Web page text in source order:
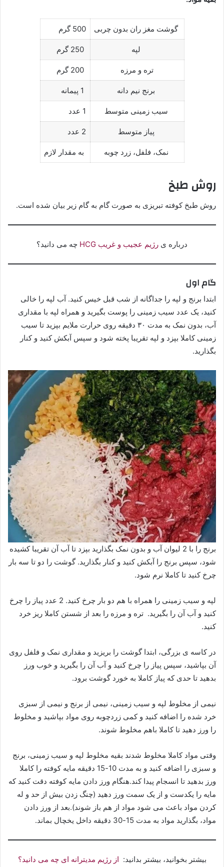
گوشت مغز ران بدون چربی 500 گرم
لپه
تره و مرزه
برنج نیم دانه
سیب زمینی متوسط 1 عدد
پیاز متوسط 2 عدد
نمک، فلفل، زرد چوبه به مقدار لازم
روش طبخ
روش طبخ کوفته تبریزی به صورت گام به گام زیر بیان شده است.
درباره ی رژیم عجیب و غریب HCG چه می دانید؟
گام اول
ابتدا برنج و لپه را جداگانه از شب قبل خیس کنید. آب لپه را خالی
کنید، یک عدد سیب زمینی را پوست بگیرید و همراه لپه با مقداری
آب، بدون نمک به مدت ۳۰ دقیقه روی حرارت ملایم بپزید تا سیب
زمینی کاملا بپزد و لپه تقریبا پخته شود و سپس آبکش کنید و کنار
بگذارید.
برنج را با 2 لیوان آب و بدون نمک بگذارید بپزد تا آب آن تقریبا کشیده
شود، سپس برنج را آبکش کنید و کنار بگذارید. گوشت را دو تا سه بار
چرخ کنید تا کاملا نرم شود.
لپه و سیب زمینی را همراه با هم دو بار چرخ کنید. 2 عدد پیاز را چرخ
کنید و آب آن را بگیرید. تره و مرزه را بعد از شستن کاملا ریز خرد
کنید.
در کاسه ی بزرگی، ابتدا گوشت را بریزید و مقداری نمک و فلفل روی
آن بپاشید، سپس پیاز را چرخ کنید و آب آن را بگیرید و خوب ورز
بدهید تا حدی که پیاز کاملا به خورد گوشت برود.
نیمی از مخلوط لپه و سیب زمینی، نیمی از برنج و نیمی از سبزی
خرد شده را اضافه کنید و کمی زردچوبه روی مواد بپاشید و مخلوط
را ورز دهید تا کاملا باهم مخلوط شوند.
وقتی مواد کاملا مخلوط شدند بقیه مخلوط لپه و سیب زمینی، برنج
و سبزی را اضافه کنید و به مدت 10-15 دقیقه مایه کوفته را کاملا
ورز بدهید تا انسجام پیدا کند.هنگام ورز دادن مایه کوفته دقت کنید که
مایه را یکدست و از یک سمت ورز دهید (چنگ زدن بیش از حد و له
کردن مواد باعث می شود مواد از هم باز شوند).بعد از ورز دادن
مواد، بگذارید مواد به مدت 15-30 دقیقه داخل یخچال بماند.
بیشتر بخوانید، بیشتر بدانید: از رژیم مدیترانه ای چه می دانید؟